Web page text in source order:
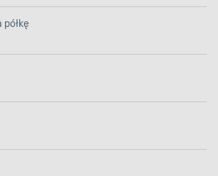
półkę